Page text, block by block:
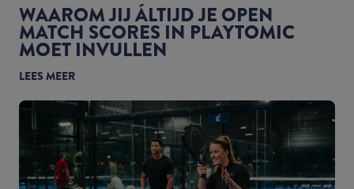
WAAROM JIJ ÁLTIJD JE OPEN
MATCH SCORES IN PLAYTOMIC
MOET INVULLEN
LEES MEER